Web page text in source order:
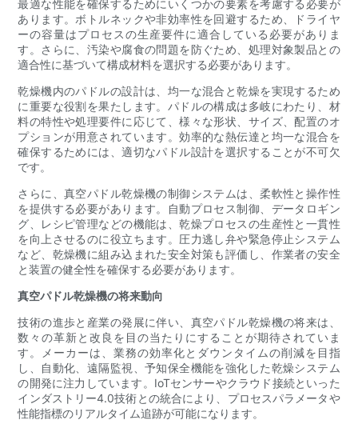
最適な性能を確保するためにいくつかの要素を考慮する必要が
あります。ボトルネックや非効率性を回避するため、ドライヤ
ーの容量はプロセスの生産要件に適合している必要がありま
す。さらに、汚染や腐食の問題を防ぐため、処理対象製品との
適合性に基づいて構成材料を選択する必要があります。
乾燥機内のパドルの設計は、均一な混合と乾燥を実現するため
に重要な役割を果たします。パドルの構成は多岐にわたり、材
料の特性や処理要件に応じて、様々な形状、サイズ、配置のオ
プションが用意されています。効率的な熱伝達と均一な混合を
確保するためには、適切なパドル設計を選択することが不可欠
です。
さらに、真空パドル乾燥機の制御システムは、柔軟性と操作性
を提供する必要があります。自動プロセス制御、データロギン
グ、レシピ管理などの機能は、乾燥プロセスの生産性と一貫性
を向上させるのに役立ちます。圧力逃し弁や緊急停止システム
など、乾燥機に組み込まれた安全対策も評価し、作業者の安全
と装置の健全性を確保する必要があります。
真空パドル乾燥機の将来動向
技術の進歩と産業の発展に伴い、真空パドル乾燥機の将来は、
数々の革新と改良を目の当たりにすることが期待されていま
す。メーカーは、業務の効率化とダウンタイムの削減を目指
し、自動化、遠隔監視、予知保全機能を強化した乾燥システム
の開発に注力しています。IoTセンサーやクラウド接続といった
インダストリー4.0技術との統合により、プロセスパラメータや
性能指標のリアルタイム追跡が可能になります。